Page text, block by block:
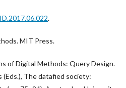
.
MIT Press.
of Digital Methods: Query Design.
(Eds.), The datafied society: